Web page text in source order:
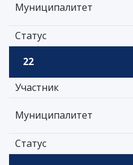
Муниципалитет
Статус
22
Участник
Муниципалитет
Статус